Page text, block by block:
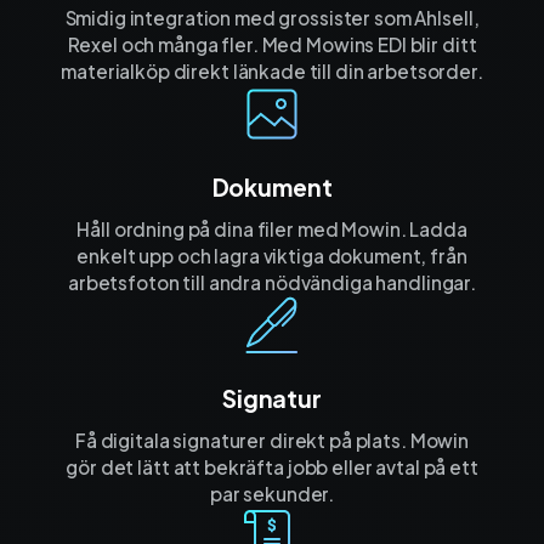
Smidig integration med grossister som Ahlsell,
Rexel och många fler. Med Mowins EDI blir ditt
materialköp direkt länkade till din arbetsorder.
Dokument
Håll ordning på dina filer med Mowin. Ladda
enkelt upp och lagra viktiga dokument, från
arbetsfoton till andra nödvändiga handlingar.
Signatur
Få digitala signaturer direkt på plats. Mowin
gör det lätt att bekräfta jobb eller avtal på ett
par sekunder.